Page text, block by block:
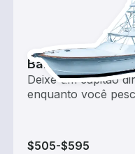
Barcos de pesca
Deixe um capitão
enquanto você
$505-$595